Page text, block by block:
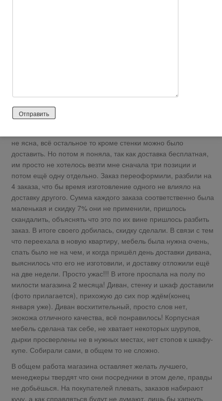
частей, в заказе их нужно было по позициям разбить, а
менеджер оформила как единое целое), из-за чего целый
месяц никто ничего и не изготавливал, но стало это понятно
не ясна, всё остальное то кроме стенки можно было
доставить. Но потом я поняла, так как доставка бесплатная,
им просто не хотелось везти мне сначала три позиции и
потом ещё одну отдельно. Заказ переоформили, разбили на
4 заказа, что бы время изготовление одного не влияло на
доставку другого. Сумма каждого заказа соответственно была
маленькая и скидку 7% они не применили, пришлось
скандалить, объяснять что это по их вине пришлось разбить
заказ. В итоге своего добилась, скидку сделали. В связи с тем
что переехала в новую квартиру, мебель была нужна очень,
спать было не на чем, и когда пришёл день доставки дивана,
выяснилось что его не изготовили, и доставку отложили ещё
на две недели. Просто ужас!!! В итоге проспала на полу по
милости магазина 2 месяца! Диван, стенку и шкаф доставили
(фото прилагается), прихожую до сих пор ждём(конец
января уже). Диван восхитительный, просто слов нет,
экокожа отличного качества, всё понравилось! Корпусная
мебель сделана так себе, не хватает некоторых шурупов,
дырки просверлены не в нужных местах, нет стопов к шкафу-
купе. Собирали сами, в общем то не сложно.
В общем работа магазина оставляет желать лучшего,
менеджеры твердят что они посредники в этом деле, правды
не добьёшься. На покупателей плевать, заказов набирают
кучу, а как справляться будут не думают, лишь бы хапнуть